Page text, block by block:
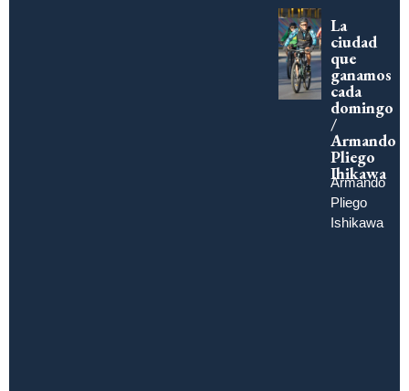
La
ciudad
que
ganamos
cada
domingo
/
Armando
Pliego
Ihikawa
Armando
Pliego
Ishikawa